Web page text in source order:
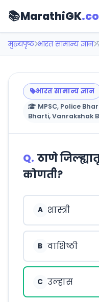
📚MarathiGK
मुख्यपृष्ठ भारत सामान्य ज्ञान
भारत सामान्य ज्ञान
MPSC, Police
Bharti, Vanrakshak
Q. ठाणे
कोणती?
A शास्त्री
B वाशिष्ठी
C उल्हास